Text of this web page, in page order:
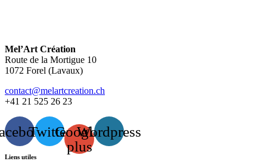
Mel’Art Création
Route de la Mortigue 10
1072 Forel (Lavaux)
contact@melartcreation.ch
+41 21 525 26 23
TwitterGoogle-
plus
Wordpress
Liens utiles